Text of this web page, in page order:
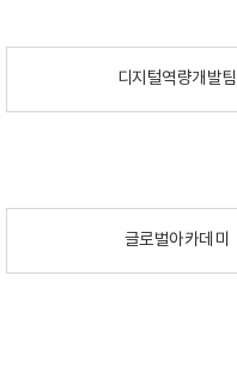
디지털역량개발팀
글로벌아카데미